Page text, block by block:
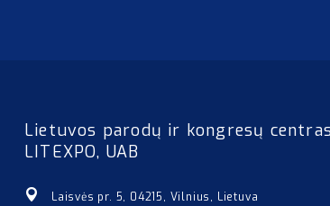
Lietuvos parodų ir kongresų centras
LITEXPO, UAB
Laisvės pr. 5, 04215, Vilnius, Lietuva